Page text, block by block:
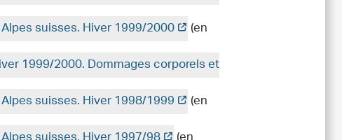
suisses. Hiver 1999/2000 (en
1999/2000. Dommages corporels et
suisses. Hiver 1998/1999 (en